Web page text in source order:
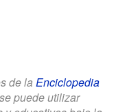
de la Enciclopedia
puede utilizar